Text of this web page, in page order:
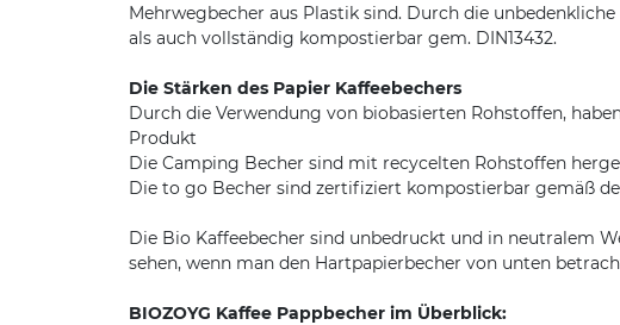
Mehrwegbecher aus Plastik sind. Durch die
als auch vollständig kompostierbar gem. DIN13432.
Die Stärken des Papier Kaffeebechers
Durch die Verwendung von biobasierten Rohstoffen,
Produkt
Die Camping Becher sind mit recycelten Rohstoffen
Die to go Becher sind zertifiziert kompostierbar gemäß
Die Bio Kaffeebecher sind unbedruckt und in neutralem
sehen, wenn man den Hartpapierbecher von unten
BIOZOYG Kaffee Pappbecher im Überblick: